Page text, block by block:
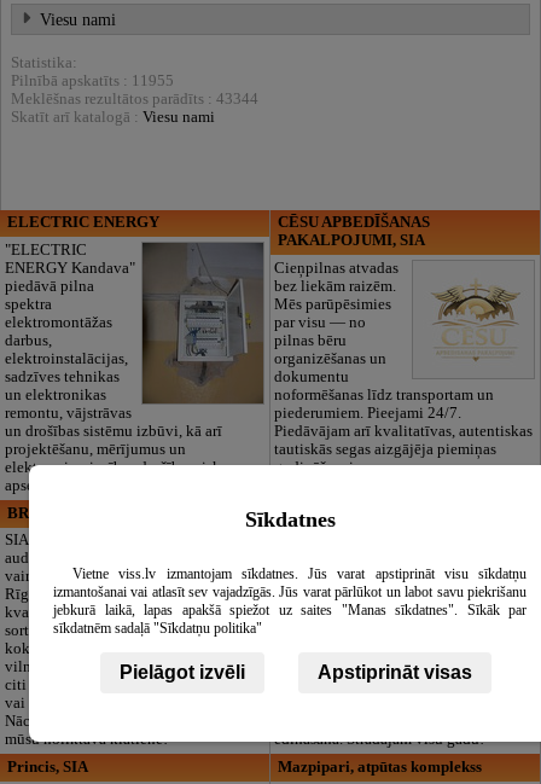
Viesu nami
Statistika:
Pilnībā apskatīts : 11955
Meklēšnas rezultātos parādīts : 43344
Skatīt arī katalogā : Viesu nami
ELECTRIC ENERGY
"ELECTRIC
ENERGY Kandava"
piedāvā pilna
spektra
elektromontāžas
darbus,
elektroinstalācijas,
sadzīves tehnikas
un elektronikas
remontu, vājstrāvas
un drošības sistēmu izbūvi, kā arī
projektēšanu, mērījumus un
elektrosaimniecības drošības riskus
apsekošanu.
CĒSU APBEDĪŠANAS
PAKALPOJUMI, SIA
Cieņpilnas atvadas
bez liekām raizēm.
Mēs parūpēsimies
par visu — no
pilnas bēru
organizēšanas un
dokumentu
noformēšanas līdz transportam un
piederumiem. Pieejami 24/7.
Piedāvājam arī kvalitatīvas, autentiskas
tautiskās segas aizgājēja piemiņas
godināšanai.
BRISTOLS ES, SIA
SIA "Bristols ES"
audumu outlet un
vairumtirdzniecība
Rīgā. Plašs un
kvalitatīvs tekstila
sortiments:
kokvilna, lins, zīds,
vilna, trikotāža un
citi audumi šūšanai
vai ražošanai.
Nāciet un iepazīstieties ar pilnu klāstu
mūsu noliktavā klātienē!
Maza Rasiņa, privātā pirmsskolas
izglītības iestāde
izglītības iestāde
“Maza Rasiņa” –
privātais bērnudārzs
no 10 mēnešiem
līdz 6 gadiem. Licencētas programmas
ēdināšana. Strādājam visu gadu!
Princis, SIA
Mazpipari, atpūtas komplekss
Sīkdatnes
Vietne viss.lv izmantojam sīkdatnes. Jūs varat apstiprināt visu sīkdatņu
izmantošanai vai atlasīt sev vajadzīgās. Jūs varat pārlūkot un labot savu piekrišanu
jebkurā laikā, lapas apakšā spiežot uz saites "Manas sīkdatnes". Sīkāk par
sīkdatnēm sadaļā "Sīkdatņu politika"
Pielāgot izvēli Apstiprināt visas